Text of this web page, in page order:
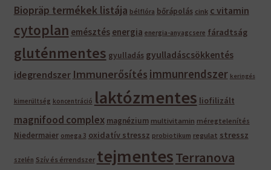
Biopräp termékek listája bélflóra bőrápolás cink c vitamin
cytoplan emésztés energia energia-anyagcsere fáradtság
gluténmentes gyulladás gyulladáscsökkentés
idegrendszer Immunerősítés immunrendszer keringés
kimerültség koncentráció laktózmentes liofilizált
magnifood complex magnézium multivitamin méregtelenítés
Niedermaier omega 3 oxidatív stressz probiotikum regulat stressz
szelén Szív és érrendszer tejmentesTerranova